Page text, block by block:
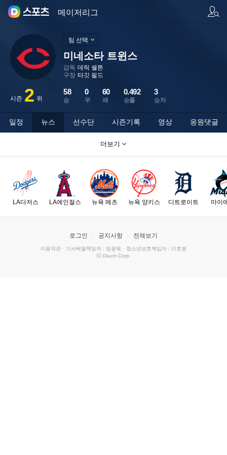
메이저리그
미네소타 트윈스
감독 데릭 쉘튼
구장 타깃 필드
시즌 2 위 승
58
무
0
패
60
승률
0.492
승차
3
팀 선택
일정 뉴스 선수단 시즌기록 영상 응원댓글
더보기
LA다저스 LA에인절스 뉴욕 메츠 뉴욕 양키스 디트로이트 마이
로그인 공지사항 전체보기
이용약관 · 기사배열책임자 : 임광욱 · 청소년보호책임자 : 이호원
ⓒ Daum Corp.